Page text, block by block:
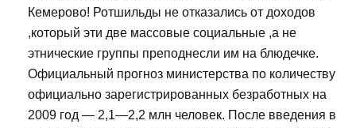
Кемерово! Ротшильды не отказались от доходов
,который эти две массовые социальные ,а не
этнические группы преподнесли им на блюдечке.
Официальный прогноз министерства по количеству
официально зарегистрированных безработных на
2009 год — 2,1—2,2 млн человек. После введения в